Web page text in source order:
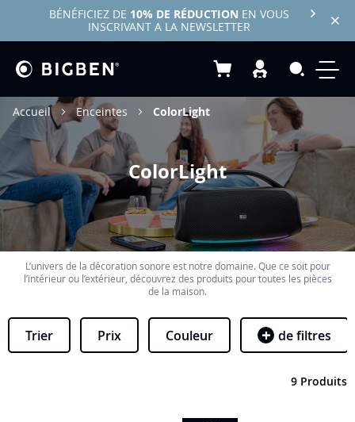
BÉNÉFICIEZ DE 10% DE RÉDUCTION EN VOUS
INSCRIVANT A LA NEWSLETTER
Mon panier
Accueil Enceintes ColorLight
ColorLight
L’univers de la décoration sonore est notre domaine. Que ce soit pour
l’intérieur ou l’extérieur, découvrez des produits pour toutes les pièces
de la maison.
Trier Prix Couleur de filtres
9 Produits